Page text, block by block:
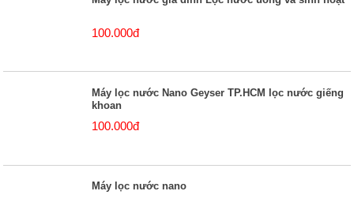
100.000đ
Máy lọc nước Nano Geyser TP.HCM lọc nước giếng
khoan
100.000đ
Máy lọc nước nano